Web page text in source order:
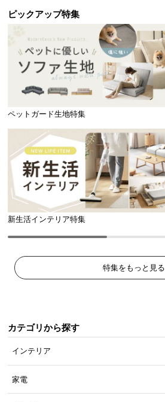
直径
約56㎝ 約18㎝
シェードサイズ
直径
約16㎝
口金サイズ
口金
充実のアフターサービス
ピックアップ特集
ペットガード生地特集
新生活インテリア特集
特集をもっと見る
カテゴリから探す
インテリア
家電